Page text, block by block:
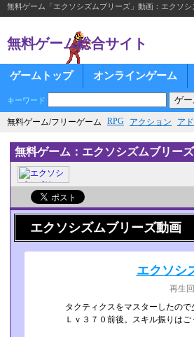
無料ゲーム「エクソシズムブリーズ」動画：エクソ
無料ゲーム総合サイト
ゲームトップ オンラインゲーム
キーワード
無料ゲーム/フリーゲーム RPG アクション ア
無料ゲーム：エクソシズムブリーズ
エクソシズムブリーズ動画
エクソシ
再生
タクティクスをマスターしたので
Ｌｖ３７０前後。スキル振りはご